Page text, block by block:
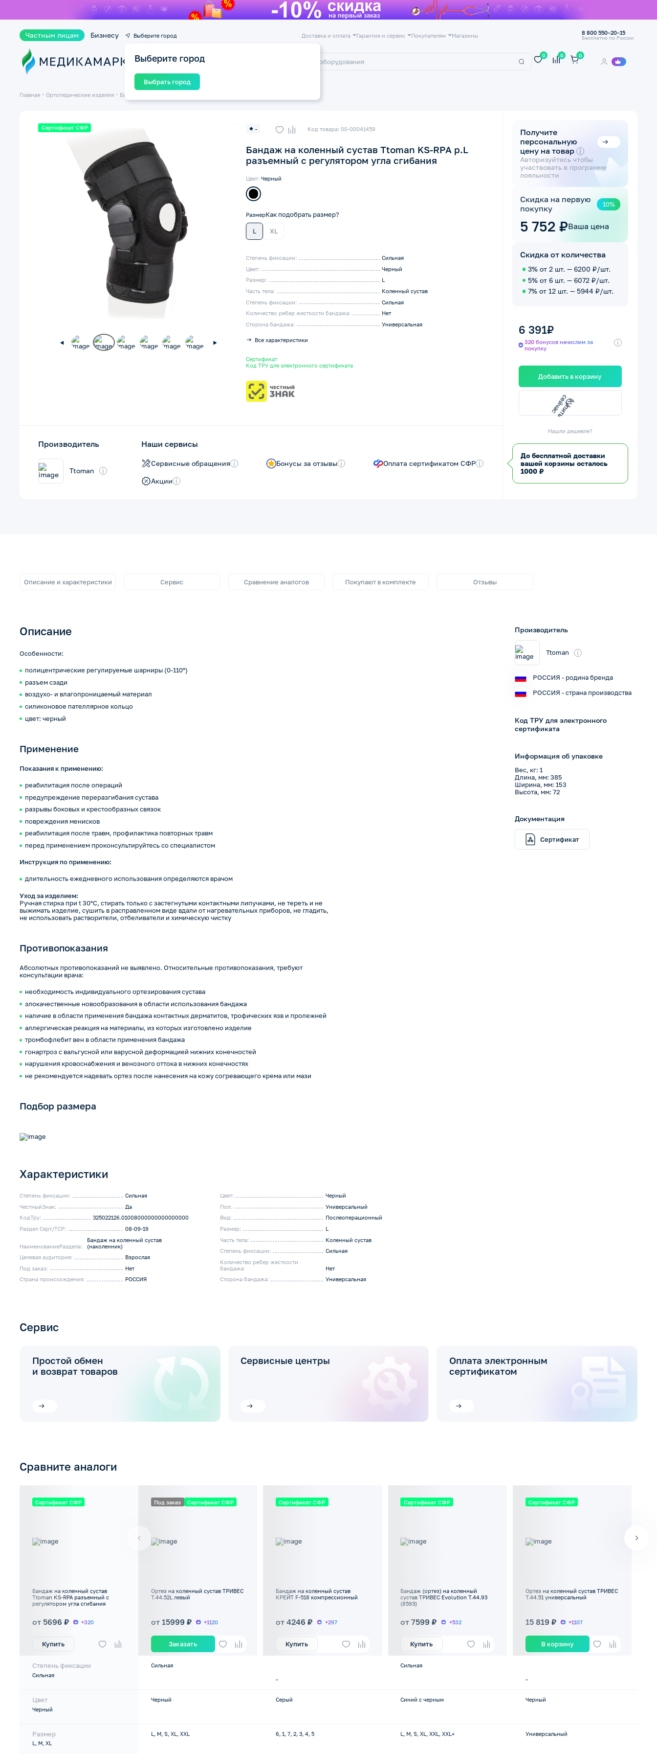
Частным лицам Бизнесу Выберите город
Выберите город
Выбрать город
Доставка и оплата Гарантия и сервис Покупателям Магазины 8 800 550–20–15
Бесплатно по России
Каталог
0 0 0
Главная Ортопедические изделия Бандажи и ортезы на суставы
Сертификат СФР - Код товара: 00-00041459
Бандаж на коленный сустав Ttoman KS-RPA р.L
разъемный с регулятором угла сгибания
Цвет:Черный
РазмерКак подобрать размер?
L XL
Степень фиксации:
Сильная
Цвет:
Черный
Размер:
L
Часть тела:
Коленный сустав
Степень фиксации:
Сильная
Количество ребер жесткости бандажа:
Нет
Сторона бандажа:
Универсальная
Все характеристики
Сертификат
Код ТРУ для электронного сертификата
Производитель
Ttoman i
Наши сервисы
Сервисные обращения i Бонусы за отзывы i Оплата сертификатом СФР i
Акции i
Получите
персональную
цену на товар i
Авторизуйтесь чтобы
участвовать в программе
лояльности
Скидка на первую
покупку
10%
5 752 ₽Ваша цена
Скидка от количества
3% от 2 шт. — 6200 ₽/шт.
5% от 6 шт. — 6072 ₽/шт.
7% от 12 шт. — 5944 ₽/шт.
6 391₽
320 бонусов начислим за
покупку
i
Добавить в корзину
К
у
п
и
т
ь
с
е
й
ч
а
с
Нашли дешевле?
До бесплатной доставки
вашей корзины осталось
1000 ₽
Описание и характеристики Сервис Сравнение аналогов Покупают в комплекте Отзывы
Описание
Особенности:
полицентрические регулируемые шарниры (0-110°)
разъем сзади
воздухо- и влагопроницаемый материал
силиконовое пателлярное кольцо
цвет: черный
Применение
Показания к применению:
реабилитация после операций
предупреждение переразгибания сустава
разрывы боковых и крестообразных связок
повреждения менисков
реабилитация после травм, профилактика повторных травм
перед применением проконсультируйтесь со специалистом
Инструкция по применению:
длительность ежедневного использования определяются врачом
Уход за изделием:
Ручная стирка при t 30°С, стирать только с застегнутыми контактными липучками, не тереть и не
выжимать изделие, сушить в расправленном виде вдали от нагревательных приборов, не гладить,
не использовать растворители, отбеливатели и химическую чистку
Противопоказания
Абсолютных противопоказаний не выявлено. Относительные противопоказания, требуют
консультации врача:
необходимость индивидуального ортезирования сустава
злокачественные новообразования в области использования бандажа
наличие в области применения бандажа контактных дерматитов, трофических язв и пролежней
аллергическая реакция на материалы, из которых изготовлено изделие
тромбофлебит вен в области применения бандажа
гонартроз с вальгусной или варусной деформацией нижних конечностей
нарушения кровоснабжения и венозного оттока в нижних конечностях
не рекомендуется надевать ортез после нанесения на кожу согревающего крема или мази
Подбор размера
Характеристики
Степень фиксации:
Сильная
ЧестныйЗнак:
Да
КодТру:
325022126.01008000000000000000
Раздел Серт/ТСР:
08-09-19
НаименованиеРаздела:
Бандаж на коленный сустав
(наколенник)
Целевая аудитория:
Взрослая
Под заказ:
Нет
Страна происхождения:
РОССИЯ
Цвет:
Черный
Пол:
Универсальный
Вид:
Послеоперационный
Размер:
L
Часть тела:
Коленный сустав
Степень фиксации:
Сильная
Количество ребер жесткости
бандажа:
Нет
Сторона бандажа:
Универсальная
Производитель
Ttoman i
РОССИЯ - родина бренда
РОССИЯ - страна производства
Код ТРУ для электронного
сертификата
Информация об упаковке
Вес, кг: 1
Длина, мм: 385
Ширина, мм: 153
Высота, мм: 72
Документация
Сертификат
Сервис
Простой обмен
и возврат товаров
Сервисные центры
Оплата электронным
сертификатом
Сравните аналоги
Сертификат СФР
Бандаж на коленный сустав
Ttoman KS-RPA разъемный с
регулятором угла сгибания
от 5696 ₽ +320
Купить
Степень фиксации
Сильная
Цвет
Черный
Размер
L, M, XL
Под заказ Сертификат СФР
Ортез на коленный сустав ТРИВЕС
Т.44.52L левый
от 15999 ₽ +1120
Заказать
Сильная
Черный
L, M, S, XL, XXL
Сертификат СФР
Бандаж на коленный сустав
КРЕЙТ F-518 компрессионный
от 4246 ₽ +297
Купить
-
Серый
6, 1, 7, 2, 3, 4, 5
Сертификат СФР
Бандаж (ортез) на коленный
сустав ТРИВЕС Evolution Т.44.93
(8593)
от 7599 ₽ +532
Купить
Сильная
Синий с черным
L, M, S, XL, XXL, XXL+
Сертификат СФР
Ортез на коленный сустав ТРИВЕС
Т.44.51 универсальный
15 819 ₽ +1107
В корзину
-
Черный
Универсальный